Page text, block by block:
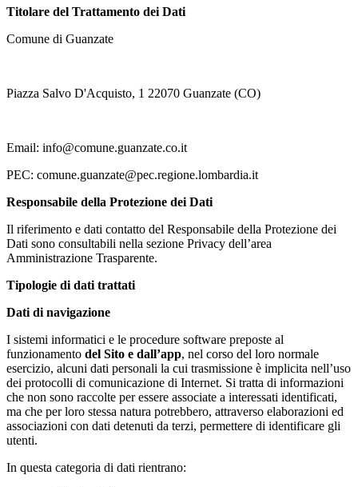
Titolare del Trattamento dei Dati
Comune di Guanzate
Piazza Salvo D'Acquisto, 1 22070 Guanzate (CO)
Email: info@comune.guanzate.co.it
PEC: comune.guanzate@pec.regione.lombardia.it
Responsabile della Protezione dei Dati
Il riferimento e dati contatto del Responsabile della Protezione dei
Dati sono consultabili nella sezione Privacy dell’area
Amministrazione Trasparente.
Tipologie di dati trattati
Dati di navigazione
I sistemi informatici e le procedure software preposte al
funzionamento del Sito e dall’app, nel corso del loro normale
esercizio, alcuni dati personali la cui trasmissione è implicita nell’uso
dei protocolli di comunicazione di Internet. Si tratta di informazioni
che non sono raccolte per essere associate a interessati identificati,
ma che per loro stessa natura potrebbero, attraverso elaborazioni ed
associazioni con dati detenuti da terzi, permettere di identificare gli
utenti.
In questa categoria di dati rientrano: